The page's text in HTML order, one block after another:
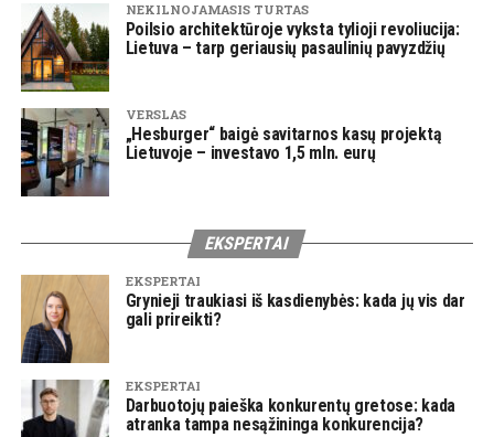
NEKILNOJAMASIS TURTAS
Poilsio architektūroje vyksta tylioji revoliucija:
Lietuva – tarp geriausių pasaulinių pavyzdžių
VERSLAS
„Hesburger“ baigė savitarnos kasų projektą
Lietuvoje – investavo 1,5 mln. eurų
EKSPERTAI
EKSPERTAI
Grynieji traukiasi iš kasdienybės: kada jų vis dar
gali prireikti?
EKSPERTAI
Darbuotojų paieška konkurentų gretose: kada
atranka tampa nesąžininga konkurencija?